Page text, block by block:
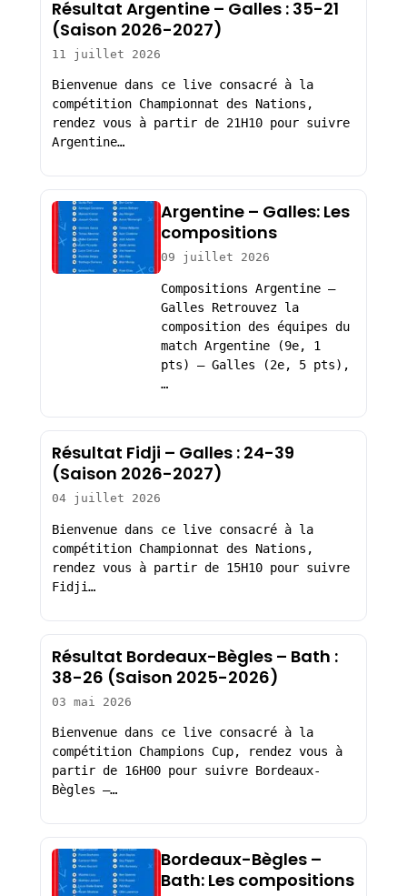
Résultat Argentine – Galles : 35-21
(Saison 2026-2027)
11 juillet 2026
Bienvenue dans ce live consacré à la
compétition Championnat des Nations,
rendez vous à partir de 21H10 pour suivre
Argentine…
Argentine – Galles: Les
compositions
09 juillet 2026
Compositions Argentine –
Galles Retrouvez la
composition des équipes du
match Argentine (9e, 1
pts) – Galles (2e, 5 pts),
…
Résultat Fidji – Galles : 24-39
(Saison 2026-2027)
04 juillet 2026
Bienvenue dans ce live consacré à la
compétition Championnat des Nations,
rendez vous à partir de 15H10 pour suivre
Fidji…
Résultat Bordeaux-Bègles – Bath :
38-26 (Saison 2025-2026)
03 mai 2026
Bienvenue dans ce live consacré à la
compétition Champions Cup, rendez vous à
partir de 16H00 pour suivre Bordeaux-
Bègles –…
Bordeaux-Bègles –
Bath: Les compositions